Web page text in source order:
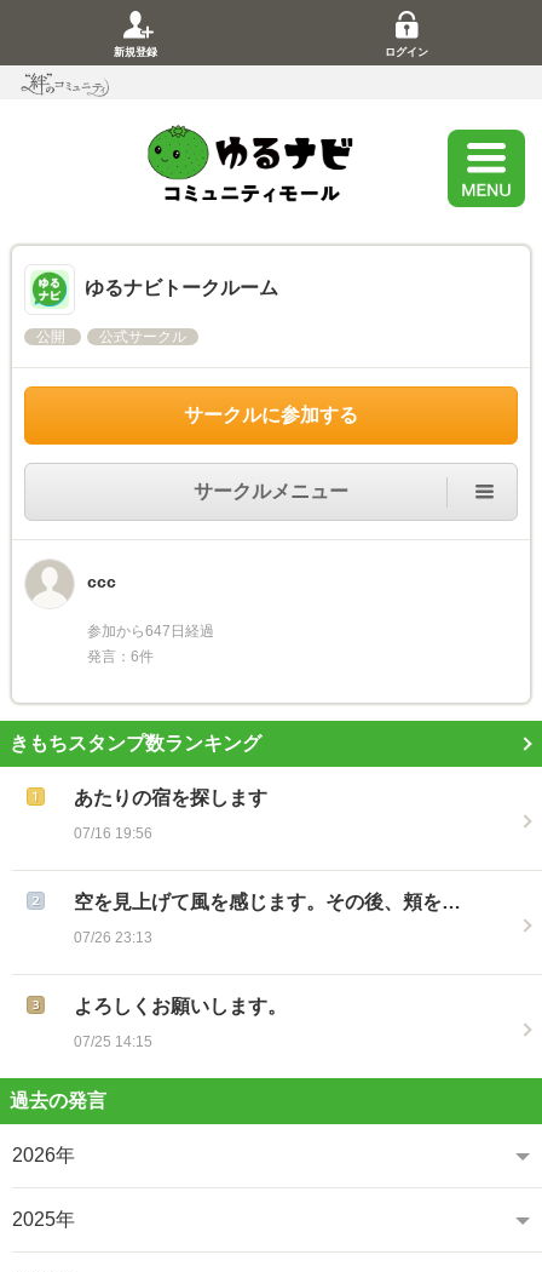
新規登録 ログイン
ゆるナビトークルーム
公開 公式サークル
サークルに参加する
サークルメニュー
ccc
参加から647日経過
発言：6件
きもちスタンプ数ランキング
あたりの宿を探します
07/16 19:56
空を見上げて風を感じます。その後、頬を…
07/26 23:13
よろしくお願いします。
07/25 14:15
過去の発言
2026年
2025年